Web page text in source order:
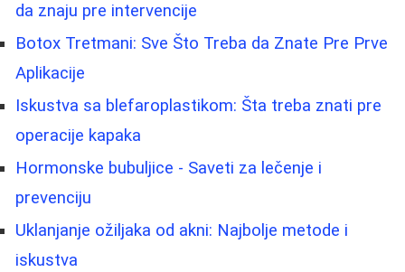
da znaju pre intervencije
Botox Tretmani: Sve Što Treba da Znate Pre Prve
Aplikacije
Iskustva sa blefaroplastikom: Šta treba znati pre
operacije kapaka
Hormonske bubuljice - Saveti za lečenje i
prevenciju
Uklanjanje ožiljaka od akni: Najbolje metode i
iskustva